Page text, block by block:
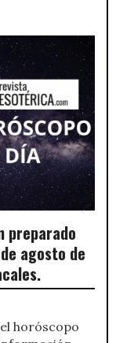
preparado
agosto de
horóscopo